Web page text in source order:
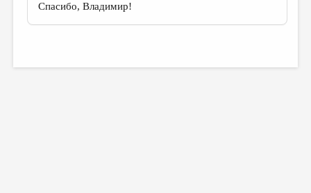
Спасибо, Владимир!